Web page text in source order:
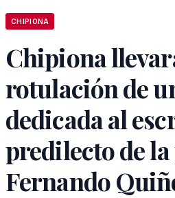
CHIPIONA
Chipiona
rotulación de
dedicada al
predilecto de
Fernando